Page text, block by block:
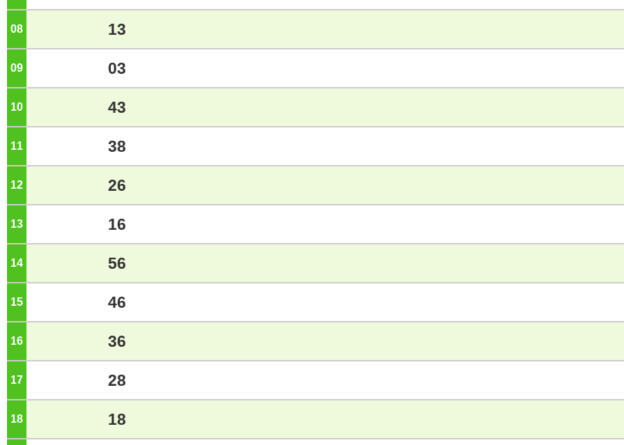
08 13
09 03
10 43
11 38
12 26
13 16
14 56
15 46
16 36
17 28
18 18